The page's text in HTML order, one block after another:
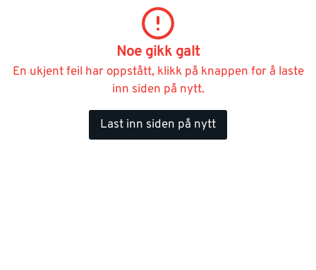
Noe gikk galt
En ukjent feil har oppstått, klikk på knappen for å laste
inn siden på nytt.
Last inn siden på nytt